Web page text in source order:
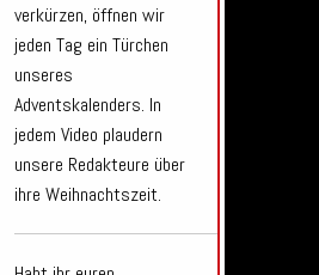
verkürzen, öffnen wir
jeden Tag ein Türchen
unseres
Adventskalenders. In
jedem Video plaudern
unsere Redakteure über
ihre Weihnachtszeit.